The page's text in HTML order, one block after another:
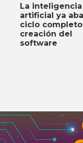
La inteligencia
artificial ya
ciclo
creación del
software